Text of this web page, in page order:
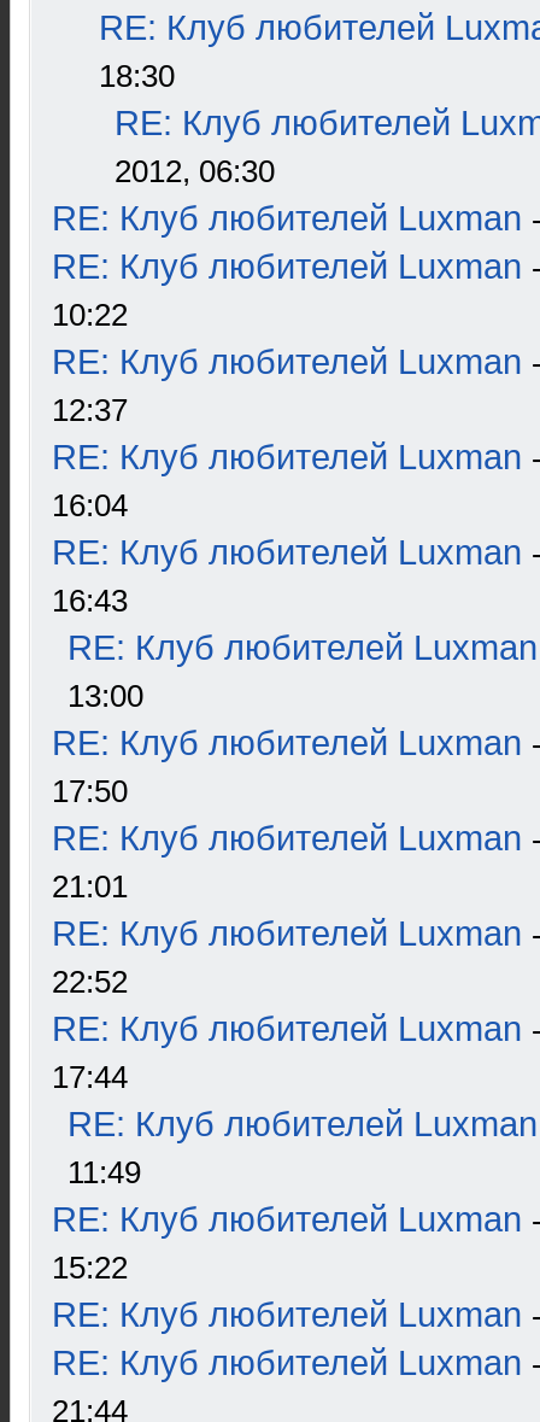
RE: Клуб любителей
18:30
RE: Клуб любителей
2012, 06:30
RE: Клуб любителей Luxman
RE: Клуб любителей Luxman
10:22
RE: Клуб любителей Luxman
12:37
RE: Клуб любителей Luxman
16:04
RE: Клуб любителей Luxman
16:43
RE: Клуб любителей Luxman
13:00
RE: Клуб любителей Luxman
17:50
RE: Клуб любителей Luxman
21:01
RE: Клуб любителей Luxman
22:52
RE: Клуб любителей Luxman
17:44
RE: Клуб любителей Luxman
11:49
RE: Клуб любителей Luxman
15:22
RE: Клуб любителей Luxman
RE: Клуб любителей Luxman
21:44